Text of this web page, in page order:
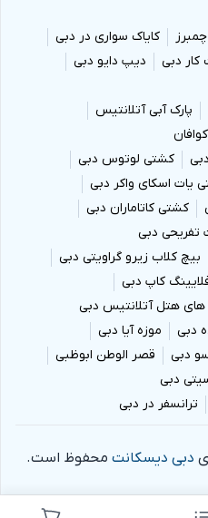
کایاک سواری در دبی
دبی
دیپ دایو دبی
پارک آبی آتلانتیس
کشتی لوتوس دبی
یات اسکای واکر دبی
کشتی کاتاماران دبی
تفریحی دبی
بیچ کلاب زیرو گراویتی دبی
کاپ دبی
های هتل آتلانتیس دبی
دبی
موزه آیا دبی
دبی
قصر الوطن ابوظبی
دبی
ترانسفر در دبی
دبی دیسکانت محفوظ است.